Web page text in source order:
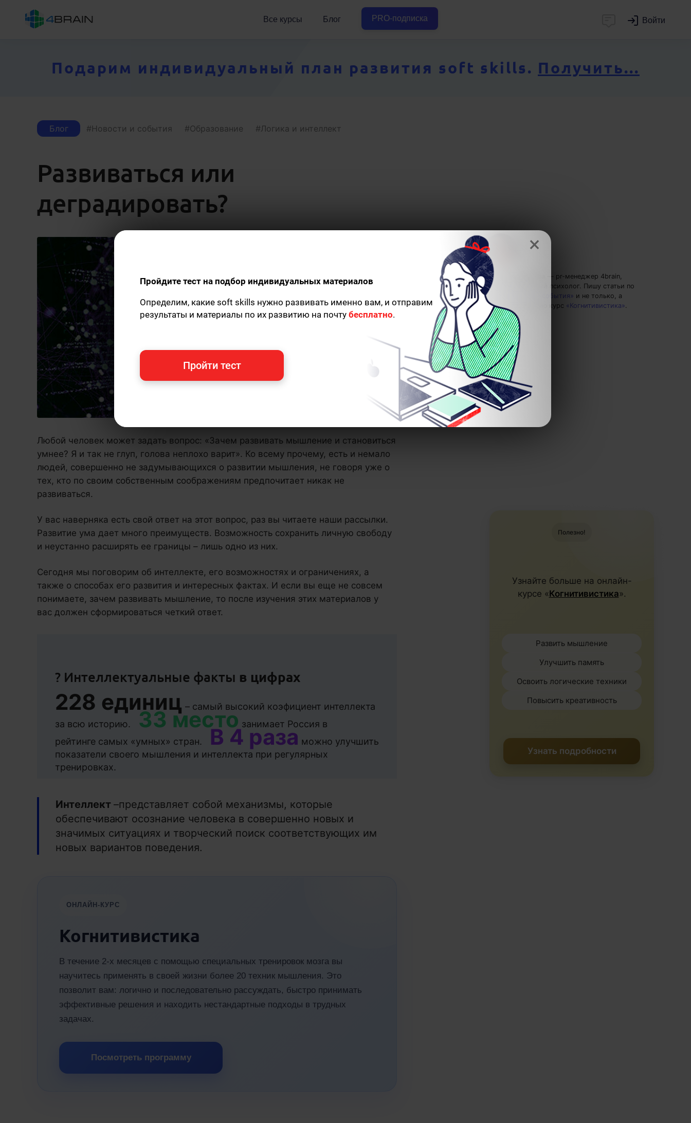
Все курсы Блог PRO-подписка Войти
Подарим индивидуальный план развития soft skills. Получить...
Блог Новости и события Образование Логика и интеллект
Развиваться или
деградировать?
Полина Груданова
— pr-менеджер 4brain,
профессиональный психолог. Пишу статьи по
теме
«Новости и события» и не только, а
также рекомендую курс «Когнитивистика».
Любой человек может задать вопрос: «Зачем развивать мышление и становиться
умнее? Я и так не глуп, голова неплохо варит». Ко всему прочему, есть и немало
людей, совершенно не задумывающихся о развитии мышления, не говоря уже о
тех, кто по своим собственным соображениям предпочитает никак не
развиваться.
У вас наверняка есть свой ответ на этот вопрос, раз вы читаете наши рассылки.
Развитие ума дает много преимуществ. Возможность сохранить личную свободу
и неустанно расширять ее границы – лишь одно из них.
Сегодня мы поговорим об интеллекте, его возможностях и ограничениях, а
также о способах его развития и интересных фактах. И если вы еще не совсем
понимаете, зачем развивать мышление, то после изучения этих материалов у
вас должен сформироваться четкий ответ.
? Интеллектуальные факты в цифрах
228 единиц – самый высокий коэфициент интеллекта
за всю историю. 33 место занимает Россия в
рейтинге самых «умных» стран.
В 4 раза можно улучшить
показатели своего мышления и интеллекта при регулярных
тренировках.
Интеллект –представляет собой механизмы, которые
обеспечивают осознание человека в совершенно новых и
значимых ситуациях и творческий поиск соответствующих им
новых вариантов поведения.
ОНЛАЙН-КУРС
Когнитивистика
В течение 2-х месяцев с помощью специальных тренировок мозга вы
научитесь применять в своей жизни более 20 техник мышления. Это
позволит вам: логично и последовательно рассуждать, быстро принимать
эффективные решения и находить нестандартные подходы в трудных
задачах.
Посмотреть программу
Полезно!
Узнайте больше на онлайн-
курсе «Когнитивистика».
Развить мышление
Улучшить память
Освоить логические техники
Повысить креативность
Узнать подробности
×
Пройдите тест на подбор индивидуальных материалов
Определим, какие soft skills нужно развивать именно вам, и отправим
результаты и материалы по их развитию на почту бесплатно.
Пройти тест